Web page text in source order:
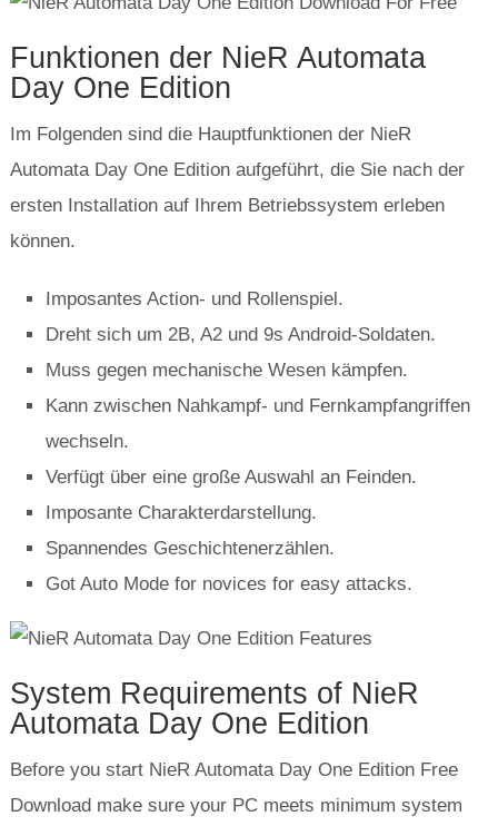
Funktionen der NieR Automata
Day One Edition
Im Folgenden sind die Hauptfunktionen der NieR
Automata Day One Edition aufgeführt, die Sie nach der
ersten Installation auf Ihrem Betriebssystem erleben
können.
Imposantes Action- und Rollenspiel.
Dreht sich um 2B, A2 und 9s Android-Soldaten.
Muss gegen mechanische Wesen kämpfen.
Kann zwischen Nahkampf- und Fernkampfangriffen
wechseln.
Verfügt über eine große Auswahl an Feinden.
Imposante Charakterdarstellung.
Spannendes Geschichtenerzählen.
Got Auto Mode for novices for easy attacks.
System Requirements of NieR
Automata Day One Edition
Before you start NieR Automata Day One Edition Free
Download make sure your PC meets minimum system